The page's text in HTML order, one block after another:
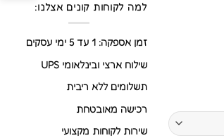
למה לקוחות קונים אצלנו:
זמן אספקה: 1 עד 5 ימי עסקים
שילוח ארצי ובינלאומי UPS
תשלומים ללא ריבית
רכישה מאובטחת
שירות לקוחות מקצועי